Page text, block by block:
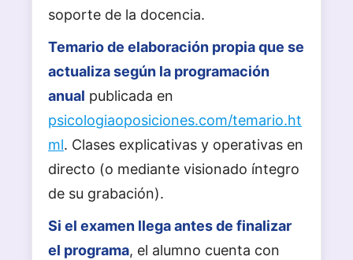
soporte de la docencia.
Temario de elaboración propia que se
actualiza según la programación
anual publicada en
psicologiaoposiciones.com/temario.ht
ml. Clases explicativas y operativas en
directo (o mediante visionado íntegro
de su grabación).
Si el examen llega antes de finalizar
el programa, el alumno cuenta con